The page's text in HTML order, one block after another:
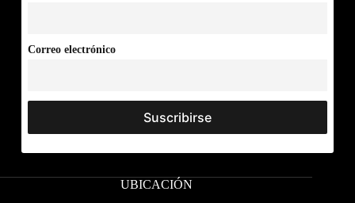
Correo electrónico
UBICACIÓN